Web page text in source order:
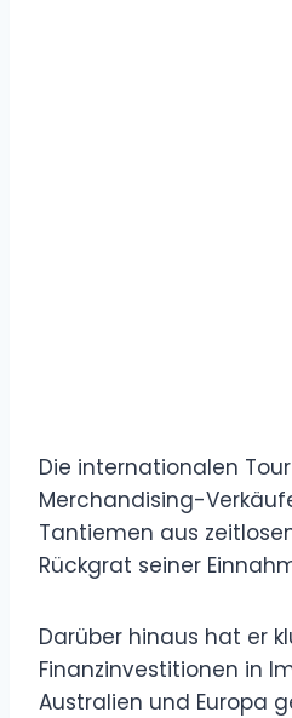
Die internationalen
Merchandising-
Tantiemen aus
Rückgrat seiner
Darüber hinaus hat er
Finanzinvestitionen in
Australien und Europa